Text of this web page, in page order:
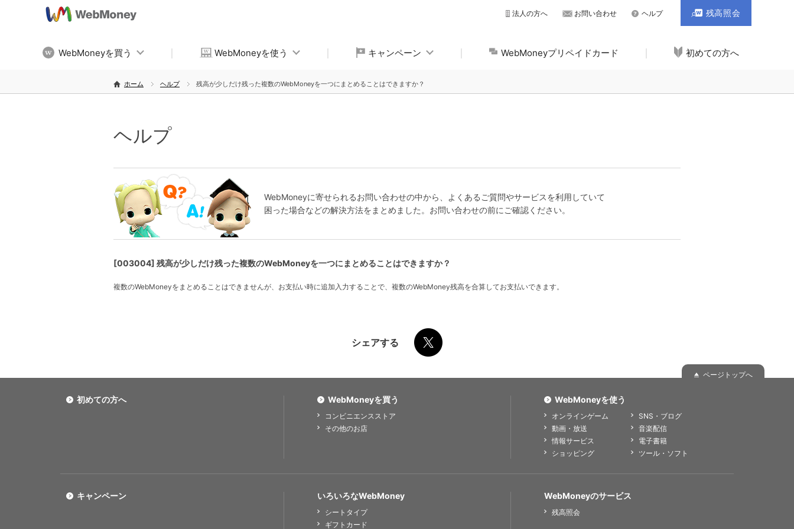
WebMoneyを買う WebMoneyを使う キャンペーン WebMoneyプリペイドカード 初めての方へ
法人の方へ お問い合わせ ヘルプ 残高照会
ホーム ヘルプ 残高が少しだけ残った複数のWebMoneyを一つにまとめることはできますか？
ヘルプ
WebMoneyに寄せられるお問い合わせの中から、よくあるご質問やサービスを利用していて
困った場合などの解決方法をまとめました。お問い合わせの前にご確認ください。
[003004] 残高が少しだけ残った複数のWebMoneyを一つにまとめることはできますか？
複数のWebMoneyをまとめることはできませんが、お支払い時に追加入力することで、複数のWebMoney残高を合算してお支払いできます。
シェアする
ページトップへ
初めての方へ WebMoneyを買う
コンビニエンスストア
その他のお店
WebMoneyを使う
オンラインゲーム
SNS・ブログ
動画・放送
音楽配信
情報サービス
電子書籍
ショッピング
ツール・ソフト
いろいろなWebMoney
シートタイプ
ギフトカード
キャンペーン WebMoneyのサービス
残高照会